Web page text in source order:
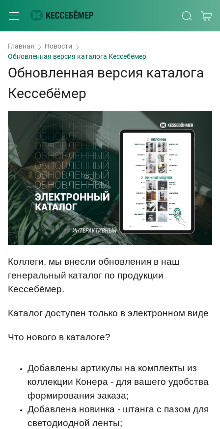
Главная
Новости
Обновленная версия каталога Кессебёмер
Обновленная версия каталога
Кессебёмер
Коллеги, мы внесли обновления в наш
генеральный каталог по продукции
Кессебёмер.
Каталог доступен только в электронном виде
Что нового в каталоге?
Добавлены артикулы на комплекты из
коллекции Конера - для вашего удобства
формирования заказа;
Добавлена новинка - штанга с пазом для
светодиодной ленты;